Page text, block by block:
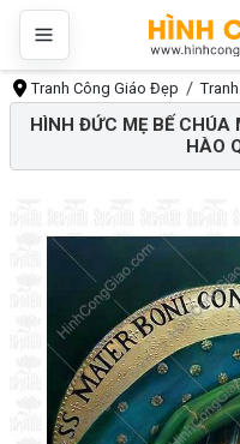
Tranh Công Giáo Đẹp
HÌNH ĐỨC MẸ BẾ CHÚA
HÀO